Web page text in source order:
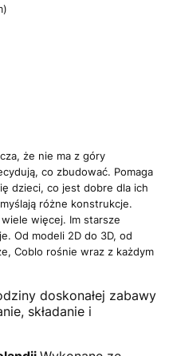
że nie ma z góry
co zbudować. Pomaga
dzieci, co jest dobre dla ich
różne konstrukcje.
więcej. Im starsze
Od modeli 2D do 3D, od
Coblo rośnie wraz z każdym
doskonałej zabawy
składanie i